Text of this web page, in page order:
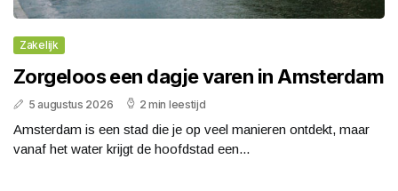
Zakelijk
Zorgeloos een dagje varen in Amsterdam
5 augustus 2026 2 min leestijd
Amsterdam is een stad die je op veel manieren ontdekt, maar
vanaf het water krijgt de hoofdstad een...